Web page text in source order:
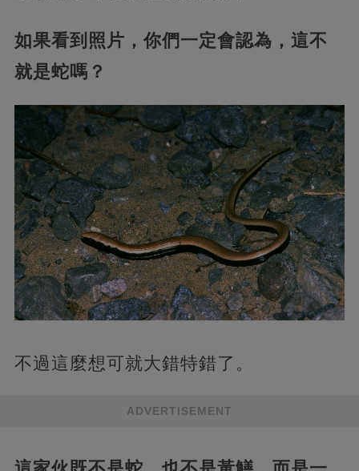
如果看到照片，你們一定會認為，這不
就是蛇嗎？
不過這麼想可就大錯特錯了。
ADVERTISEMENT